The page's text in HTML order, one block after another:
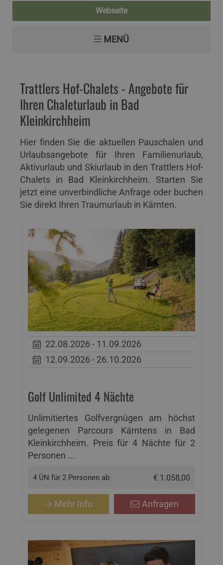
Webseite
MENÜ
Trattlers Hof-Chalets - Angebote für
Ihren Chaleturlaub in Bad
Kleinkirchheim
Hier finden Sie die aktuellen Pauschalen und
Urlaubsangebote für Ihren Familienurlaub,
Aktivurlaub und Skiurlaub in den Trattlers Hof-
Chalets in Bad Kleinkirchheim. Starten Sie
jetzt eine unverbindliche Anfrage oder buchen
Sie direkt Ihren Traumurlaub in Kärnten.
22.08.2026 - 11.09.2026
12.09.2026 - 26.10.2026
Golf Unlimited 4 Nächte
Unlimitiertes Golfvergnügen am höchst
gelegenen Parcours Kärntens in Bad
Kleinkirchheim. Preis für 4 Nächte für 2
Personen ...
4 ÜN für 2 Personen ab € 1.058,00
Mehr Info Anfragen